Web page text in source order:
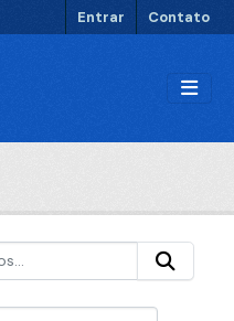
Entrar Contato